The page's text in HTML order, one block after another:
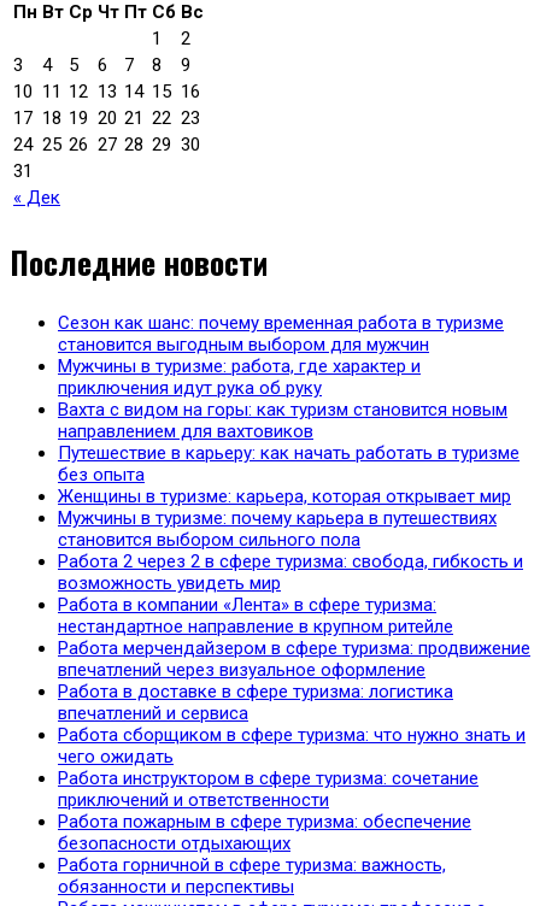
Пн Вт Ср Чт Пт Сб Вс
« Дек
1
2
3
4 5 6 7 8
9
10 11 12 13 14 15 16
17 18 19 20 21 22 23
24 25 26 27 28 29 30
31
Последние новости
Сезон как шанс: почему временная работа в туризме
становится выгодным выбором для мужчин
Мужчины в туризме: работа, где характер и
приключения идут рука об руку
Вахта с видом на горы: как туризм становится новым
направлением для вахтовиков
Путешествие в карьеру: как начать работать в туризме
без опыта
Женщины в туризме: карьера, которая открывает мир
Мужчины в туризме: почему карьера в путешествиях
становится выбором сильного пола
Работа 2 через 2 в сфере туризма: свобода, гибкость и
возможность увидеть мир
Работа в компании «Лента» в сфере туризма:
нестандартное направление в крупном ритейле
Работа мерчендайзером в сфере туризма: продвижение
впечатлений через визуальное оформление
Работа в доставке в сфере туризма: логистика
впечатлений и сервиса
Работа сборщиком в сфере туризма: что нужно знать и
чего ожидать
Работа инструктором в сфере туризма: сочетание
приключений и ответственности
Работа пожарным в сфере туризма: обеспечение
безопасности отдыхающих
Работа горничной в сфере туризма: важность,
обязанности и перспективы